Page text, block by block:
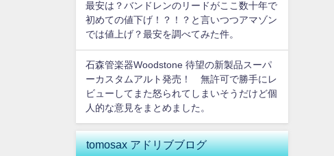
最安は？バンドレンのリードがここ数十年で
初めての値下げ！？！？と言いつつアマゾン
では値上げ？最安を調べてみた件。
石森管楽器Woodstone 待望の新製品スーパ
ーカスタムアルト発売！ 無許可で勝手にレ
ビューしてまた怒られてしまいそうだけど個
人的な意見をまとめました。
tomosax アドリブブログ